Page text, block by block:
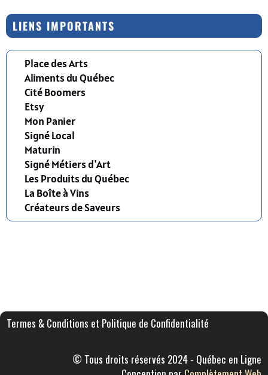
LIENS IMPORTANTS
Place des Arts
Aliments du Québec
Cité Boomers
Etsy
Mon Panier
Signé Local
Maturin
Signé Métiers d'Art
Les Produits du Québec
La Boîte à Vins
Créateurs de Saveurs
Termes & Conditions et Politique de Confidentialité
© Tous droits réservés 2024 - Québec en Ligne